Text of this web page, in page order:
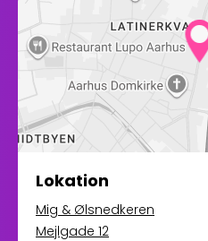
Lokation
Mig & Ølsnedkeren
Mejlgade 12